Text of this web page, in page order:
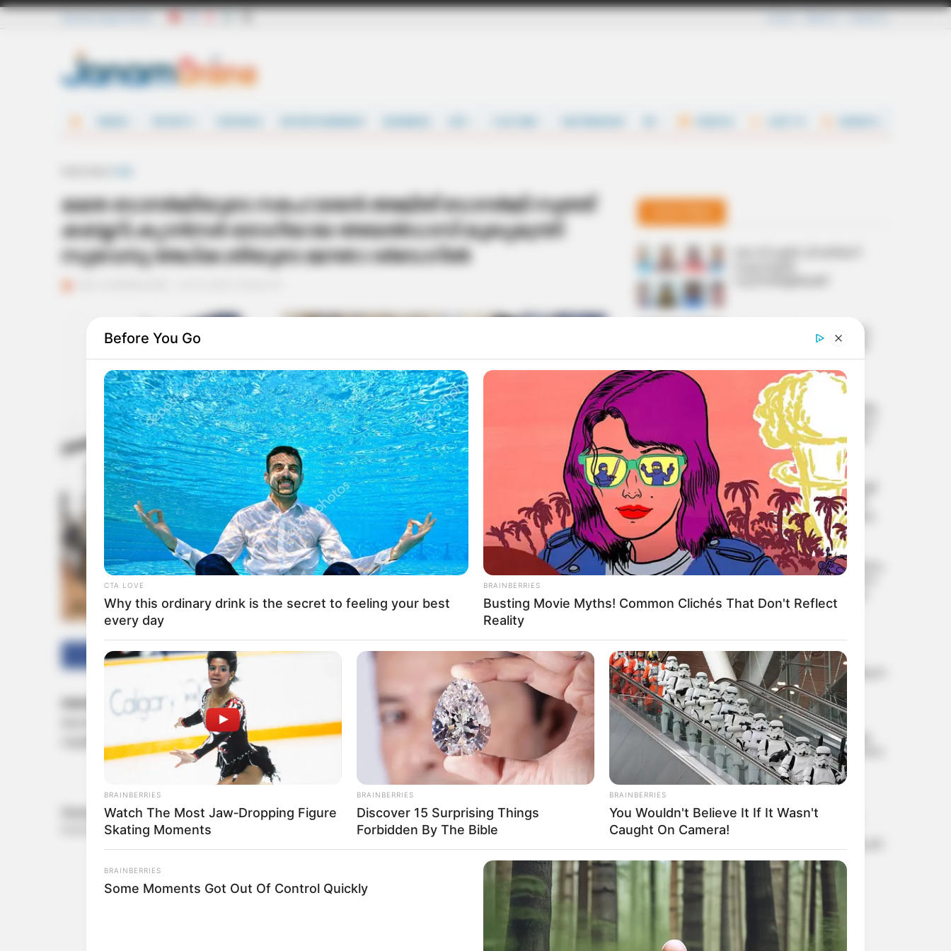
മമത ബാനർജിയുടെ സഹോദരൻ അജിത് ബാനർജി സ്വത്ത്
കയ്യേറി; ക്യാൻസർ രോഗിയായ അയൽവാസി മുഖ്യമന്ത്രി
സുവേന്ദു അധികാരിയുടെ ജനതാ ദർബാറിൽ
Facebook Twitter Telegram
കൊൽക്കത്ത: പശ്ചിമ ബംഗാൾ മുഖ്യമന്ത്രി മമത ബാനർജിയുടെ സഹോദരൻ അജിത്
ബാനർജിക്കെതിരെ ഗുരുതര ഭൂമി കൈയേറ്റ പരാതിയുമായി അയൽവാസി. ക്യാൻസർ ബാധിതയായ
സ്ത്രീയാണ് മുഖ്യമന്ത്രി സുവേന്ദു അധികാരിയുടെ ജനതാ ദർബാറിലെത്തി പരാതി നൽകിയത്.
നീരജിന് പിന്നാലെ മറ്റൊരു
ഇന്ത്യന്‍ ജാവലിന്‍ മെഡല്‍;
ലോക ജൂനിയര്‍
ചാമ്പ്യന്‍ഷിപ്പില്‍
വെള്ളിയുമായി 19കാരന്‍
ആശിഷ് യാദവ്
പരിക്കിനെ മറികടന്ന് ഗംഭീര
തിരിച്ചുവരവ്; ആദ്യ വേള്‍ഡ്
ടൂര്‍ ഫൈനലില്‍ അശ്മിത
ചാലിഹ; ഫൈനലില്‍
ചൈനീസ് താരത്തെ നേരിടും
സെഞ്ചുറിയുമായി മലയാളി
താരം ദേവ്ദത്ത് പടിക്കല്‍;
ശ്രീലങ്കയ്‌ക്കെതിരായ ആദ്യ
ടെസ്റ്റില്‍ മൂന്നാം നമ്പര്‍
ഉറപ്പിക്കുമോ?
‘എന്റെ നാട്ടിലേക്ക് മടങ്ങണം,
ഭൂമി വേണം’; ഉത്തരാഖണ്ഡ്
മുഖ്യമന്ത്രിയോട് സഹായം
തേടി ഋഷഭ് പന്ത്
മെസ്സിയെ ലക്ഷ്യമിട്ട്
വധശ്രമത്തിന് പദ്ധതി?
ലോകകപ്പിനിടെ ഞെട്ടിക്കുന്ന
സുരക്ഷാ ഭീഷണി;
ക്രിസ്റ്റ്യാനോയ്‌ക്കും ഭീഷണി;
റിപ്പോര്‍ട്ട് പുറത്ത്
ഇന്‍ഫാന്റിനോയുടെ
‘കാമുകിക്ക്’ ആറക്ക തുക
നല്‍കിയെന്ന് റിപ്പോര്‍ട്ട്; ഫിഫ
പ്രസിഡന്റ് വീണ്ടും
വിവാദത്തില്‍
ടിക്കറ്റെടുക്കേണ്ട; ഇന്ത്യ-
Before You Go
CTA LOVE
Why this ordinary drink is the secret to feeling your best
every day
BRAINBERRIES
Busting Movie Myths! Common Clichés That Don't Reflect
Reality
BRAINBERRIES
Watch The Most Jaw‑Dropping Figure
Skating Moments
BRAINBERRIES
Discover 15 Surprising Things
Forbidden By The Bible
BRAINBERRIES
You Wouldn't Believe It If It Wasn't
Caught On Camera!
BRAINBERRIES
Some Moments Got Out Of Control Quickly